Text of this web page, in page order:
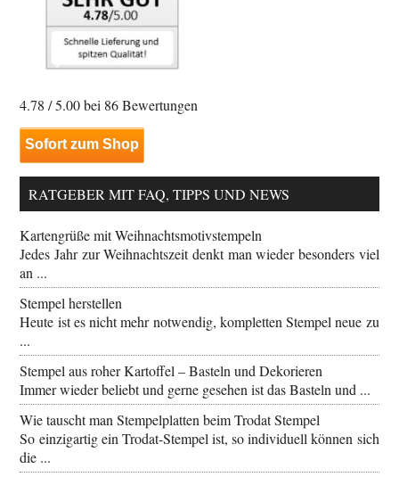
4.78 / 5.00 bei 86Bewertungen
Sofort zum Shop
RATGEBER MIT FAQ, TIPPS UND NEWS
Kartengrüße mit Weihnachtsmotivstempeln
Jedes Jahr zur Weihnachtszeit denkt man wieder besonders viel
an ...
Stempel herstellen
Heute ist es nicht mehr notwendig, kompletten Stempel neue zu
...
Stempel aus roher Kartoffel – Basteln und Dekorieren
Immer wieder beliebt und gerne gesehen ist das Basteln und ...
Wie tauscht man Stempelplatten beim Trodat Stempel
So einzigartig ein Trodat-Stempel ist, so individuell können sich
die ...